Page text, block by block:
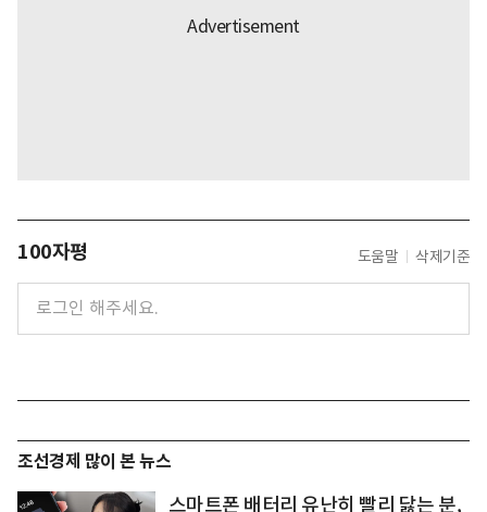
100자평 도움말 삭제기준
조선경제 많이 본 뉴스
스마트폰 배터리 유난히 빨리 닳는 분,